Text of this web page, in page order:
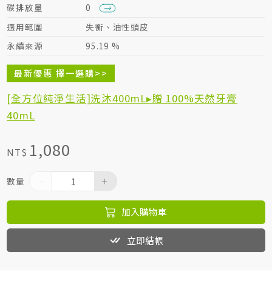
碳排放量
0
適用範圍
失衡、油性頭皮
永續來源
95.19 %
最新優惠 擇一選購>>
[全方位純淨生活]洗沐400mL▸贈 100%天然牙膏
40mL
NT$ 1,080
數量
加入購物車
立即結帳